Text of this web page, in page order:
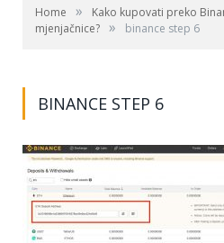
Home »
Kako kupovati preko
mjenjačnice? » binance step 6
BINANCE STEP 6